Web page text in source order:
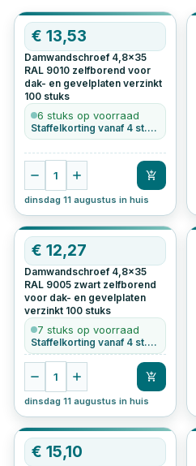
€13,53
Damwandschroef 4,8x35
RAL 9010 zelfborend voor
dak- en gevelplaten verzinkt
100 stuks
6 stuks op voorraad
Staffelkorting vanaf 4 st. • Ook per stuk te bestellen
1
dinsdag 11 augustus in huis
€12,27
Damwandschroef 4,8x35
RAL 9005 zwart zelfborend
voor dak- en gevelplaten
verzinkt 100 stuks
7 stuks op voorraad
Staffelkorting vanaf 4 st. • Ook per stuk te bestellen
1
dinsdag 11 augustus in huis
€15,10